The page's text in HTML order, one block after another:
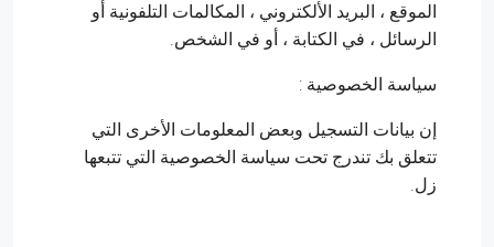
الموقع ، البريد الألكتروني ، المكالمات التلفونية أو
الرسائل ، في الكتابة ، أو في الشخص.
سياسة الخصوصية :
إن بيانات التسجيل وبعض المعلومات الأخرى التي
تتعلق بك تندرج تحت سياسة الخصوصية التي تتبعها
زل.